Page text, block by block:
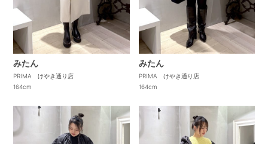
みたん
PRIMA けやき通り店
164cm
みたん
PRIMA けやき通り店
164cm